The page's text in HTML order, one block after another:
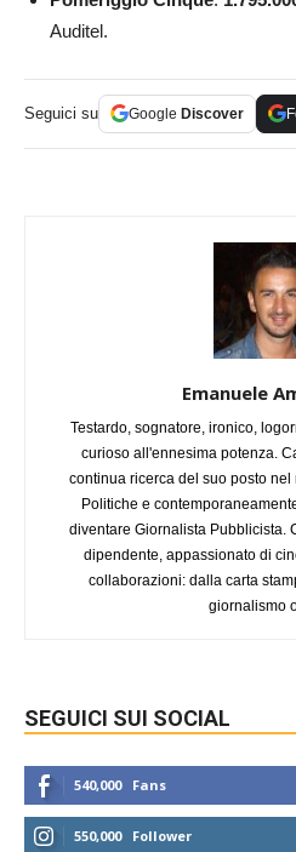
Auditel.
Seguici su Google Discover
Emanuele
Testardo, sognatore, ironico,
curioso all'ennesima potenza.
continua ricerca del suo posto
Politiche e
diventare Giornalista Pubblicista.
dipendente, appassionato di
collaborazioni: dalla carta
giornalismo
SEGUICI SUI SOCIAL
540,000 Fans
550,000 Follower